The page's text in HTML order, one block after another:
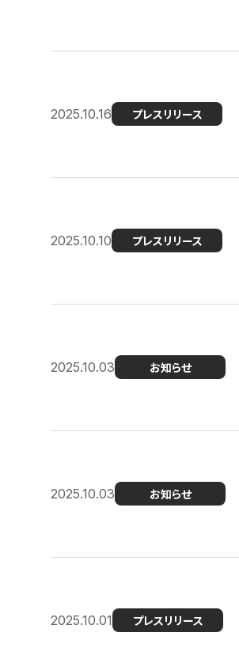
2025.10.16 プレスリリース
2025.10.10 プレスリリース
2025.10.03 お知らせ
2025.10.03 お知らせ
2025.10.01 プレスリリース